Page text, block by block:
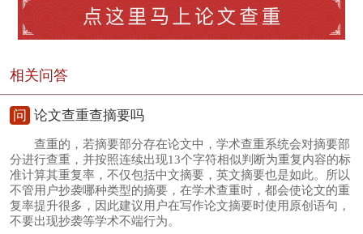
相关问答
问 论文查重查摘要吗
查重的，若摘要部分存在论文中，学术查重系统会对摘要部
分进行查重，并按照连续出现13个字符相似判断为重复内容的标
准计算其重复率，不仅包括中文摘要，英文摘要也是如此。所以
不管用户抄袭哪种类型的摘要，在学术查重时，都会使论文的重
复率提升很多，因此建议用户在写作论文摘要时使用原创语句，
不要出现抄袭等学术不端行为。